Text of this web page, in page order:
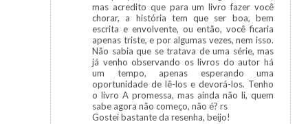
mas acredito que para um livro fazer você
chorar, a história tem que ser boa, bem
escrita e envolvente, ou então, você ficaria
apenas triste, e por algumas vezes, nem isso.
Não sabia que se tratava de uma série, mas
já venho observando os livros do autor há
um tempo, apenas esperando uma
oportunidade de lê-los e devorá-los. Tenho
o livro A promessa, mas ainda não li, quem
sabe agora não começo, não é? rs
Gostei bastante da resenha, beijo!